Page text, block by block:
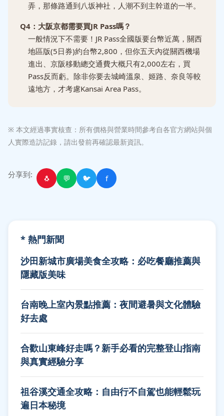
弄，那條路通到八坂神社，人潮不到主幹道的一半。
Q4：大阪京都需要買JR Pass嗎？
一般情況下不需要！JR Pass全國版要台幣近萬，關西
地區版(5日券)約台幣2,800，但你五天內從關西機場
進出、京阪移動總交通費大概只有2,000左右，買
Pass反而虧。除非你要去城崎溫泉、姬路、奈良等較
遠地方，才考慮Kansai Area Pass。
※ 本文經過事實核查：所有價格與營業時間參考自各官方網站與個
人實際造訪記錄，請出發前再確認最新資訊。
分享到: 🐧 💬 🐦 f
* 熱門新聞
沙田新城市廣場美食全攻略：必吃餐廳推薦與
隱藏版美味
台南晚上室內景點推薦：夜間避暑與文化體驗
好去處
合歡山東峰好走嗎？新手必看的完整登山指南
與真實經驗分享
祖谷溪交通全攻略：自由行不自駕也能輕鬆玩
遍日本秘境